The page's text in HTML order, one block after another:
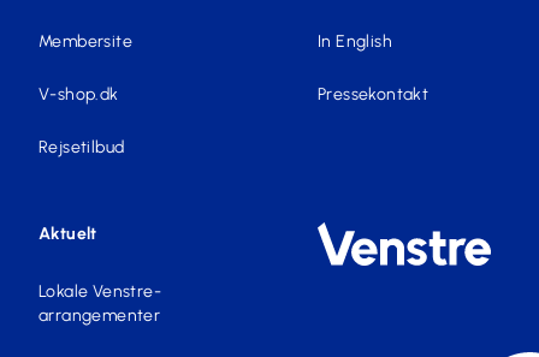
Membersite
V-shop.dk
Rejsetilbud
In English
Pressekontakt
Aktuelt
Lokale Venstre-
arrangementer